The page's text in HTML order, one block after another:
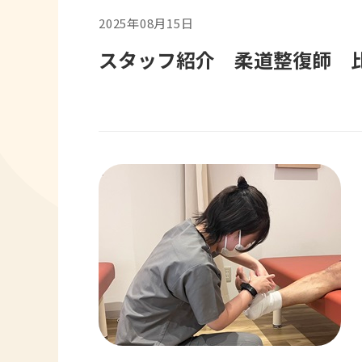
2025年08月15日
スタッフ紹介 柔道整復師